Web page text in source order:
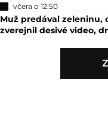
včera o 12:50
Muž predával zeleninu,
zverejnil desivé video,